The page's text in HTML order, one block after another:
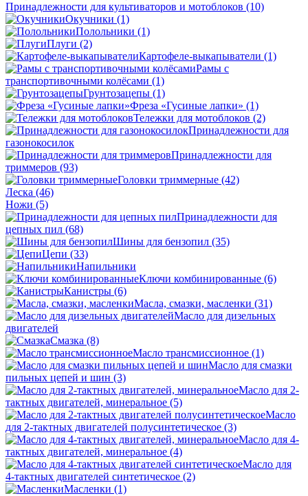
Принадлежности для культиваторов и мотоблоков (10)
Окучники (1)
Полольники (1)
Плуги (2)
Картофеле-выкапыватели (1)
Рамы с
транспортивочными колёсами (1)
Грунтозацепы (1)
Фреза «Гусиные лапки» (1)
Тележки для мотоблоков (2)
Принадлежности для
газонокосилок
Принадлежности для
триммеров (93)
Головки триммерные (42)
Леска (46)
Ножи (5)
Принадлежности для
цепных пил (68)
Шины для бензопил (35)
Цепи (33)
Напильники
Ключи комбинированные (6)
Канистры (6)
Масла, смазки, масленки (31)
Масло для дизельных
двигателей
Смазка (8)
Масло трансмиссионное (1)
Масло для смазки
пильных цепей и шин (3)
Масло для 2-
тактных двигателей, минеральное (5)
Масло
для 2-тактных двигателей полусинтетическое (3)
Масло для 4-
тактных двигателей, минеральное (4)
Масло для
4-тактных двигателей синтетическое (2)
Масленки (1)